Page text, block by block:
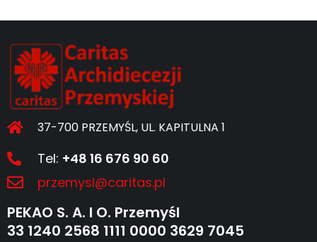
37-700 PRZEMYŚL, UL. KAPITULNA 1
Tel: +48 16 676 90 60
przemysl@caritas.pl
PEKAO S. A. I O. Przemyśl
33 1240 2568 1111 0000 3629 7045